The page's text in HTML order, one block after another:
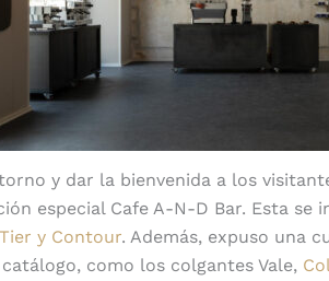
y dar la bienvenida a los
especial Cafe A-N-D Bar. Esta se
Tier y Contour. Además, expuso una
como los colgantes Vale,